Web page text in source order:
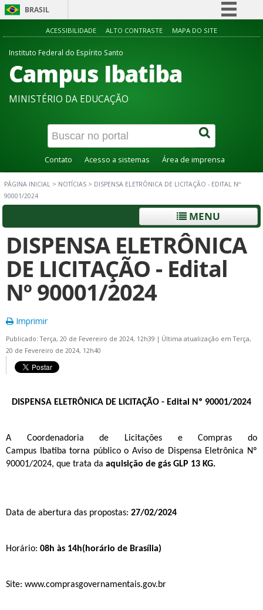
BRASIL
Simplifique!
Acesso à informação
Canais
ACESSIBILIDADE ALTO CONTRASTE MAPA DO SITE
Instituto Federal do Espírito Santo
Campus Ibatiba
MINISTÉRIO DA EDUCAÇÃO
Contato Acesso a sistemas Área de imprensa
PÁGINA INICIAL > NOTÍCIAS > DISPENSA ELETRÔNICA DE LICITAÇÃO - EDITAL Nº
90001/2024
MENU
DISPENSA ELETRÔNICA
DE LICITAÇÃO - Edital
Nº 90001/2024
Imprimir
Publicado: Terça, 20 de Fevereiro de 2024, 12h39 | Última atualização em Terça,
20 de Fevereiro de 2024, 12h40
DISPENSA ELETRÔNICA DE LICITAÇÃO - Edital Nº 90001/2024
A Coordenadoria de Licitações e Comprasdo
Campus
Ibatiba torna público o Aviso de Dispensa Eletrônica Nº
90001/2024, que trata da aquisição de gás GLP 13 KG.
Data de abertura das propostas: 27/02/2024
Horário: 08h às 14h(horário de Brasília)
Site: www.comprasgovernamentais.gov.br